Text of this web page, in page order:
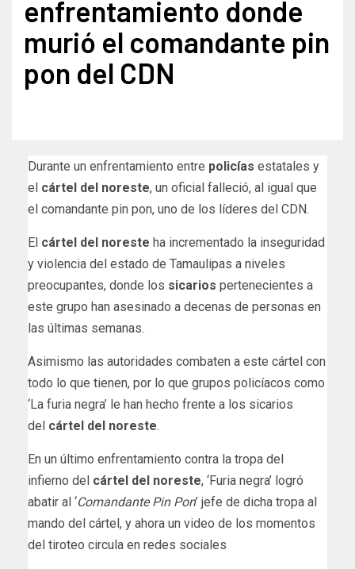
enfrentamiento donde
murió el comandante pin
pon del CDN
Durante un enfrentamiento entre policías estatales y
el cártel del noreste, un oficial falleció, al igual que
el comandante pin pon, uno de los líderes del CDN.
El cártel del noreste ha incrementado la inseguridad
y violencia del estado de Tamaulipas a niveles
preocupantes, donde los sicarios pertenecientes a
este grupo han asesinado a decenas de personas en
las últimas semanas.
Asimismo las autoridades combaten a este cártel con
todo lo que tienen, por lo que grupos policíacos como
‘La furia negra’ le han hecho frente a los sicarios
del cártel del noreste.
En un último enfrentamiento contra la tropa del
infierno del cártel del noreste, ‘Furia negra’ logró
abatir al ‘Comandante Pin Pon’ jefe de dicha tropa al
mando del cártel, y ahora un video de los momentos
del tiroteo circula en redes sociales